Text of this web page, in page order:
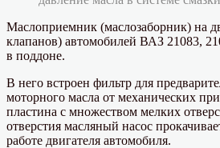
Маслоприемник (маслозаборник) на
клапанов) автомобилей ВАЗ 21083,
в поддоне.
В него встроен фильтр для
моторного масла от механических
пластина с множеством мелких
отверстия масляный насос
работе двигателя автомобиля.